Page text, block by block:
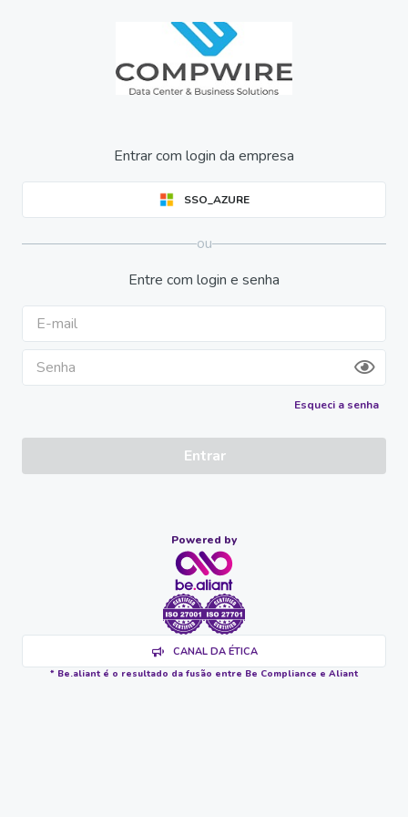
Entrar com login da empresa
SSO_AZURE
ou
Entre com login e senha
Esqueci a senha
Entrar
Powered by
CANAL DA ÉTICA
* Be.aliant é o resultado da fusão entre Be Compliance e Aliant